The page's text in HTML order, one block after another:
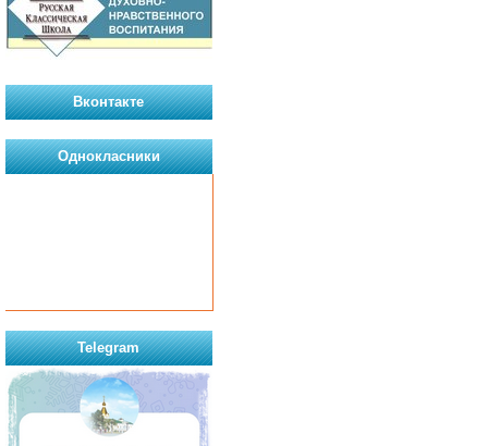
Вконтакте
Однокласники
Telegram